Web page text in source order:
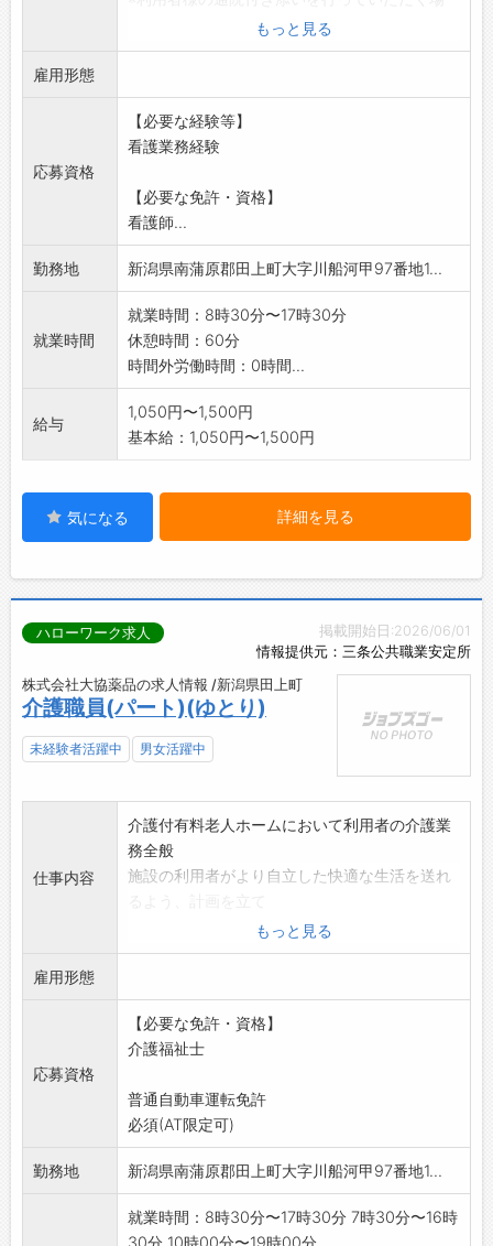
変更範囲:会社の定める業務
もっと見る
雇用形態
応募資格
【必要な経験等】
看護業務経験
【必要な免許・資格】
看護師...
勤務地 新潟県南蒲原郡田上町大字川船河甲97番地1...
就業時間
就業時間：8時30分〜17時30分
休憩時間：60分
時間外労働時間：0時間...
給与
1,050円〜1,500円
基本給：1,050円〜1,500円
気になる 詳細を見る
掲載開始日:2026/06/01
情報提供元：三条公共職業安定所
ハローワーク求人
株式会社大協薬品の求人情報 /新潟県田上町
介護職員(パート)(ゆとり)
未経験者活躍中 男女活躍中
仕事内容
介護付有料老人ホームにおいて利用者の介護業
務全般
施設の利用者がより自立した快適な生活を送れ
援助していただきます。
食事・入浴・排泄の世話をはじめ、身体を動か
介助し、清潔を保つ等細かいケアをしていただ
きます。
変更範囲:会社の定める業務
もっと見る
雇用形態
応募資格
【必要な免許・資格】
介護福祉士
普通自動車運転免許
必須(AT限定可)
勤務地 新潟県南蒲原郡田上町大字川船河甲97番地1...
就業時間：8時30分〜17時30分 7時30分〜16時
30分 10時00分〜19時00分